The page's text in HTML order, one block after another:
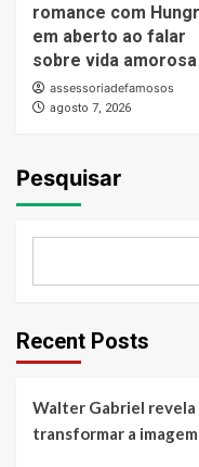
romance com
em aberto ao falar
sobre vida amorosa
assessoriadefamosos
agosto 7, 2026
Pesquisar
Recent Posts
Walter Gabriel revela
transformar a